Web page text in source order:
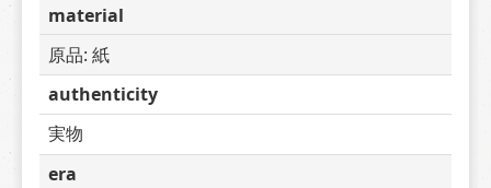
material
原品: 紙
authenticity
実物
era